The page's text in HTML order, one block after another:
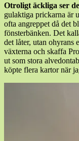
Otroligt äckliga ser
gulaktiga prickarna är
ofta angreppet då det
fönsterbänken. Det
det låter, utan ohyrans
växterna och skaffa
ut som stora
köpte flera kartor när